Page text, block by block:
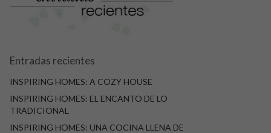
Entradas recientes
INSPIRING HOMES: A COZY HOUSE
INSPIRING HOMES: EL ENCANTO DE LO
TRADICIONAL
INSPIRING HOMES: UNA COCINA LLENA DE